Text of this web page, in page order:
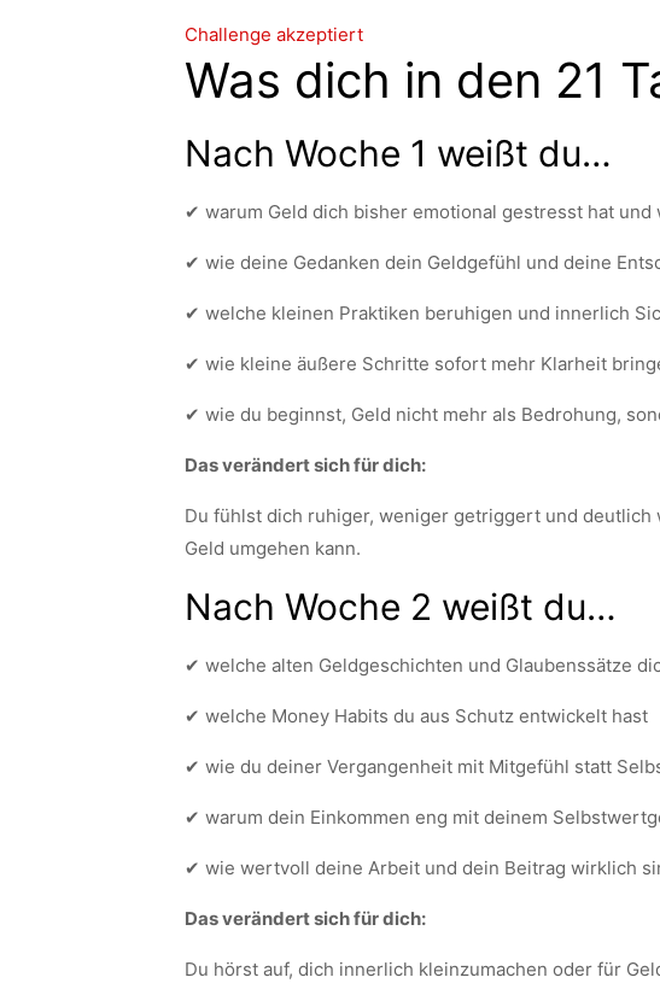
Challenge akzeptiert
Was dich in den 21
Nach Woche 1 weißt du…
✔ warum Geld dich bisher emotional gestresst hat
✔ wie deine Gedanken dein Geldgefühl und deine
✔ welche kleinen Praktiken beruhigen und innerlich
✔ wie kleine äußere Schritte sofort mehr Klarheit
✔ wie du beginnst, Geld nicht mehr als Bedrohung,
Das verändert sich für dich:
Du fühlst dich ruhiger, weniger getriggert und
Geld umgehen kann.
Nach Woche 2 weißt du…
✔ welche alten Geldgeschichten und Glaubenssätze
✔ welche Money Habits du aus Schutz entwickelt hast
✔ wie du deiner Vergangenheit mit Mitgefühl statt
✔ warum dein Einkommen eng mit deinem
✔ wie wertvoll deine Arbeit und dein Beitrag wirklich
Das verändert sich für dich:
Du hörst auf, dich innerlich kleinzumachen oder für